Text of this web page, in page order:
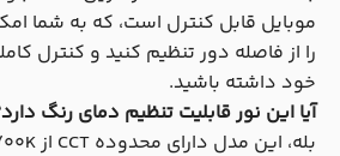
موبایل قابل کنترل است، که به شما
را از فاصله دور تنظیم کنید و کنترل
خود داشته باشید.
آیا این نور قابلیت تنظیم دمای رنگ